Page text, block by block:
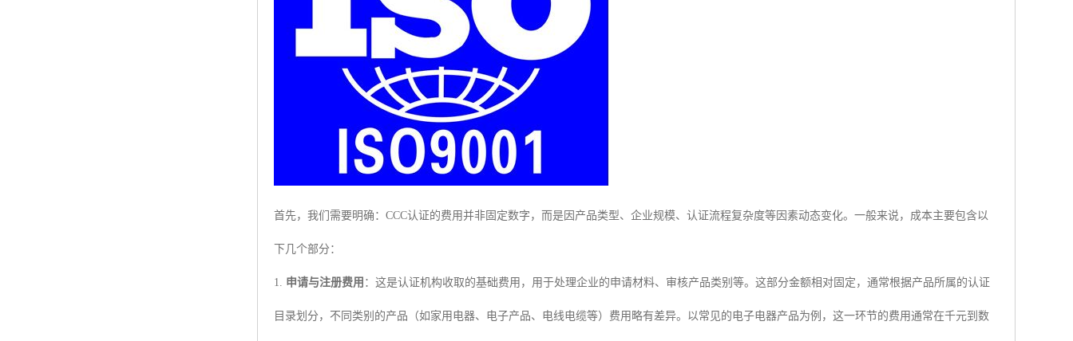
首先，我们需要明确：CCC认证的费用并非固定数字，而是因产品类型、企业规模、认证流程复杂度等因素动态变化。一般来说，成本主要包含以
下几个部分：
1. 申请与注册费用 ：这是认证机构收取的基础费用，用于处理企业的申请材料、审核产品类别等。这部分金额相对固定，通常根据产品所属的认证
目录划分，不同类别的产品（如家用电器、电子产品、电线电缆等）费用略有差异。以常见的电子电器产品为例，这一环节的费用通常在千元到数